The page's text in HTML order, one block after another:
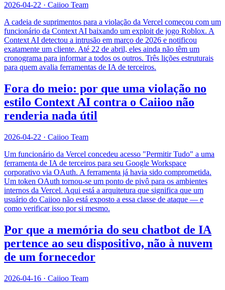
2026-04-22 · Caiioo Team
A cadeia de suprimentos para a violação da Vercel começou com um
funcionário da Context AI baixando um exploit de jogo Roblox. A
Context AI detectou a intrusão em março de 2026 e notificou
exatamente um cliente. Até 22 de abril, eles ainda não têm um
cronograma para informar a todos os outros. Três lições estruturais
para quem avalia ferramentas de IA de terceiros.
Fora do meio: por que uma violação no
estilo Context AI contra o Caiioo não
renderia nada útil
2026-04-22 · Caiioo Team
Um funcionário da Vercel concedeu acesso "Permitir Tudo" a uma
ferramenta de IA de terceiros para seu Google Workspace
corporativo via OAuth. A ferramenta já havia sido comprometida.
Um token OAuth tornou-se um ponto de pivô para os ambientes
internos da Vercel. Aqui está a arquitetura que significa que um
usuário do Caiioo não está exposto a essa classe de ataque — e
como verificar isso por si mesmo.
Por que a memória do seu chatbot de IA
pertence ao seu dispositivo, não à nuvem
de um fornecedor
2026-04-16 · Caiioo Team